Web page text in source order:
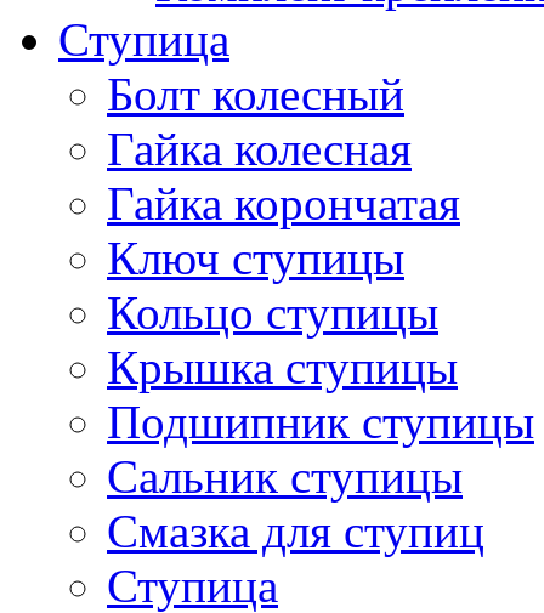
Ступица
Болт колесный
Гайка колесная
Гайка корончатая
Ключ ступицы
Кольцо ступицы
Крышка ступицы
Подшипник ступицы
Сальник ступицы
Смазка для ступиц
Ступица